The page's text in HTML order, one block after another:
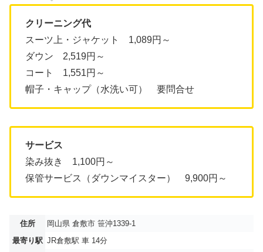
クリーニング代
スーツ上・ジャケット 1,089円～
ダウン 2,519円～
コート 1,551円～
帽子・キャップ（水洗い可） 要問合せ
サービス
染み抜き 1,100円～
保管サービス（ダウンマイスター） 9,900円～
住所
岡山県 倉敷市 笹沖1339-1
最寄り駅 JR倉敷駅 車 14分